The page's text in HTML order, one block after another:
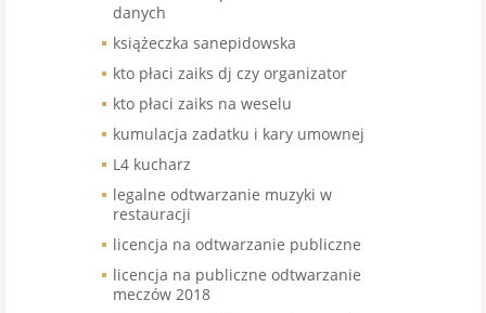
danych
książeczka sanepidowska
kto płaci zaiks dj czy organizator
kto płaci zaiks na weselu
kumulacja zadatku i kary umownej
L4 kucharz
legalne odtwarzanie muzyki w
restauracji
licencja na odtwarzanie publiczne
licencja na publiczne odtwarzanie
meczów 2018